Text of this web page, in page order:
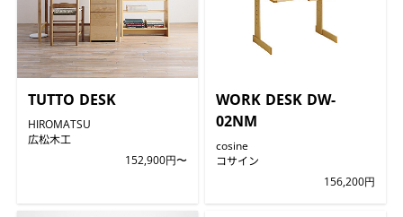
TUTTO DESK
HIROMATSU
広松木工
152,900円〜
WORK DESK DW-
02NM
cosine
コサイン
156,200円